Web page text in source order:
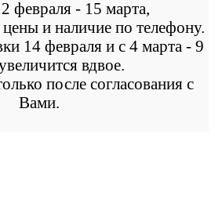
февраля - 15 марта,
и наличие по телефону.
14 февраля и с 4 марта - 9
вдвое.
после согласования с
Вами.